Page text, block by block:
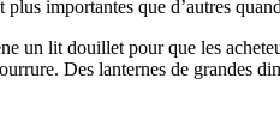
importantes que d’autres
un lit douillet pour que les
Des lanternes de grandes